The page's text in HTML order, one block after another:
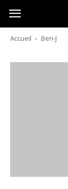
Australia-
australie.com
Accueil Ben-J